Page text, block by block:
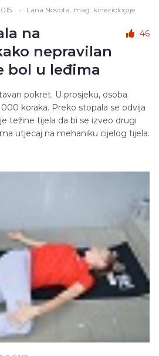
• Lana Novota, mag. kineziologije
na
nepravilan
bol u leđima
46
pokret. U prosjeku, osoba
koraka. Preko stopala se odvija
težine tijela da bi se izveo drugi
utjecaj na mehaniku cijelog tijela.